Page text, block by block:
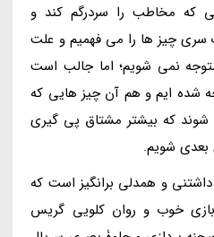
که مخاطب را سردرگم کند و
سری چیز ها را می فهمیم و علت
نمی شویم؛ اما جالب است
شده ایم و هم آن چیز هایی که
شوند که بیشتر مشتاق پی گیری
شویم.
و همدلی برانگیز است که
خوب و روان کلویی گریس